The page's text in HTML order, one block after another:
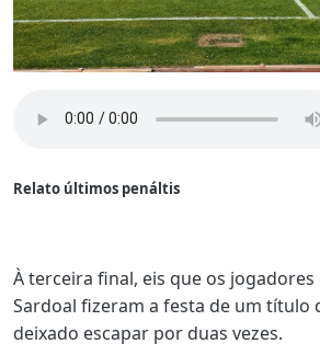
Relato últimos penáltis
À terceira final, eis que os
Sardoal fizeram a festa de um título
deixado escapar por duas vezes.